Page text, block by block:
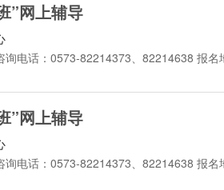
”网上辅导
询电话：0573-82214373、82214638 报
”网上辅导
询电话：0573-82214373、82214638 报